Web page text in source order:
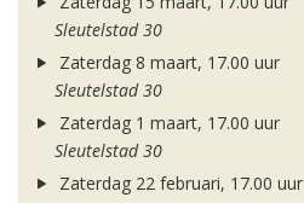
Sleutelstad 30
Zaterdag 8 maart, 17.00 uur
Sleutelstad 30
Zaterdag 1 maart, 17.00 uur
Sleutelstad 30
Zaterdag 22 februari, 17.00 uur